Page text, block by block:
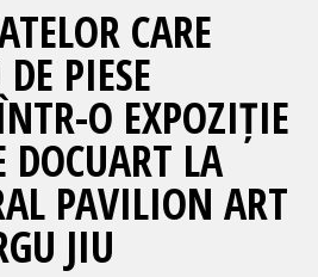
CARE
PIESE
O EXPOZIȚIE
DOCUART LA
PAVILION ART
JIU